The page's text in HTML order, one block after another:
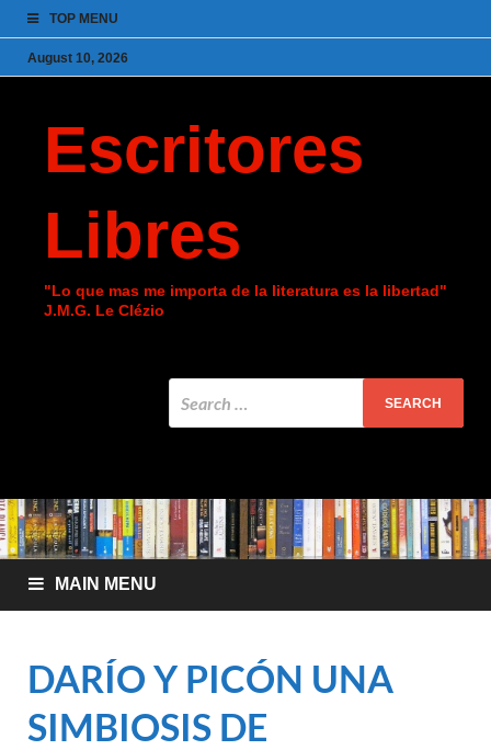
TOP MENU
August 10, 2026
Escritores
Libres
"Lo que mas me importa de la literatura es la libertad"
J.M.G. Le Clézio
MAIN MENU
DARÍO Y PICÓN UNA
SIMBIOSIS DE